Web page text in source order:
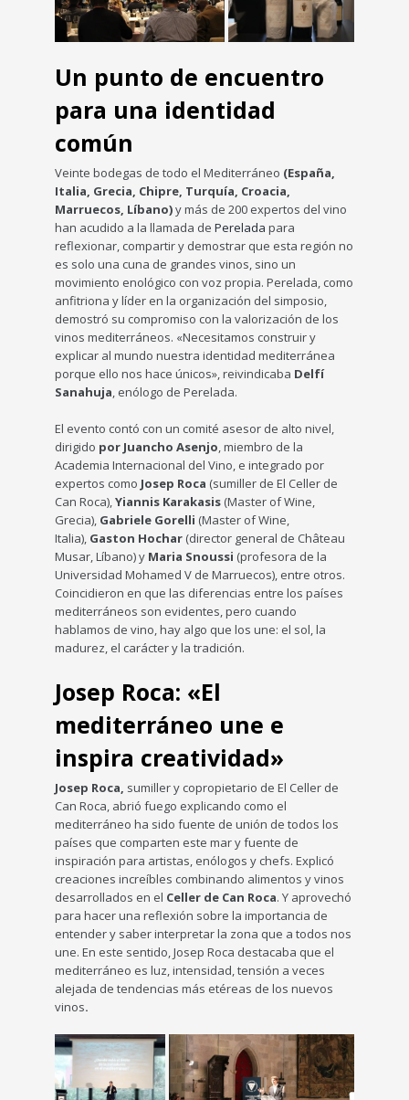
Un punto de encuentro
para una identidad
común
Veinte bodegas de todo el Mediterráneo (España,
Italia, Grecia, Chipre, Turquía, Croacia,
Marruecos, Líbano)y más de 200 expertos del vino
han acudido a la llamada de Perelada para
reflexionar, compartir y demostrar que esta región no
es solo una cuna de grandes vinos, sino un
movimiento enológico con voz propia. Perelada, como
anfitriona y líder en la organización del simposio,
demostró su compromiso con la valorización de los
vinos mediterráneos. «Necesitamos construir y
explicar al mundo nuestra identidad mediterránea
porque ello nos hace únicos», reivindicaba Delfí
Sanahuja, enólogo de Perelada.
El evento contó con un comité asesor de alto nivel,
dirigido por Juancho Asenjo, miembro de la
Academia Internacional del Vino, e integrado por
expertos como Josep Roca (sumiller de El Celler de
Can Roca),Yiannis Karakasis (Master of Wine,
Grecia), Gabriele Gorelli (Master of Wine,
Italia), Gaston Hochar (director general de Château
Musar, Líbano) y Maria Snoussi (profesora de la
Universidad Mohamed V de Marruecos), entre otros.
Coincidieron en que las diferencias entre los países
mediterráneos son evidentes, pero cuando
hablamos de vino, hay algo que los une: el sol, la
madurez, el carácter y la tradición.
Josep Roca: «El
mediterráneo une e
inspira creatividad»
Josep Roca, sumiller y copropietario de El Celler de
Can Roca, abrió fuego explicando como el
mediterráneo ha sido fuente de unión de todos los
países que comparten este mar y fuente de
inspiración para artistas, enólogos y chefs. Explicó
creaciones increíbles combinando alimentos y vinos
desarrollados en el Celler de Can Roca. Y aprovechó
para hacer una reflexión sobre la importancia de
entender y saber interpretar la zona que a todos nos
une. En este sentido, Josep Roca destacaba que el
mediterráneo es luz, intensidad, tensión a veces
alejada de tendencias más etéreas de los nuevos
vinos.